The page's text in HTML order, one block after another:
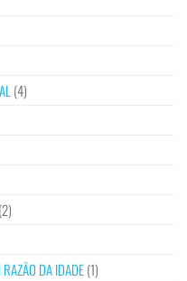
(4)
(2)
DA IDADE(1)